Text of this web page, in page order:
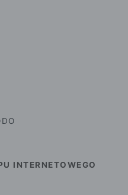
INTERNETOWEGO